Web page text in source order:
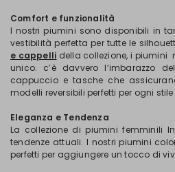
Comfort e funzionalità
I nostri piumini sono disponibili in
vestibilità perfetta per tutte le
e cappelli della collezione, i piumini
unico. c’è davvero l’imbarazzo
cappuccio e tasche che
modelli reversibili perfetti per ogni
Eleganza e Tendenza
La collezione di piumini femminili
tendenze attuali. I nostri piumini
perfetti per aggiungere un tocco di